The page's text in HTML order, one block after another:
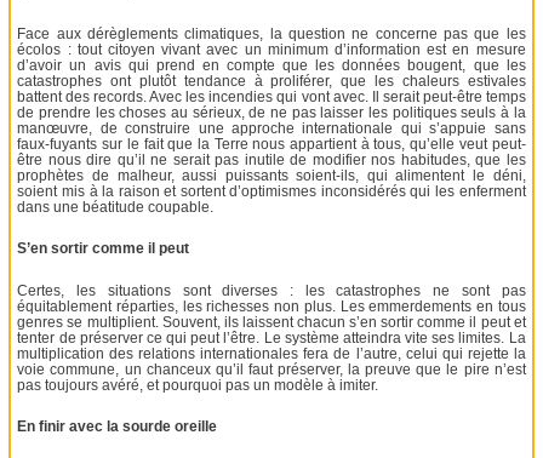
Face aux dérèglements climatiques, la question ne concerne pas que les
écolos : tout citoyen vivant avec un minimum d’information est en mesure
d’avoir un avis qui prend en compte que les données bougent, que les
catastrophes ont plutôt tendance à proliférer, que les chaleurs estivales
battent des records. Avec les incendies qui vont avec. Il serait peut-être temps
de prendre les choses au sérieux, de ne pas laisser les politiques seuls à la
manœuvre, de construire une approche internationale qui s’appuie sans
faux-fuyants sur le fait que la Terre nous appartient à tous, qu’elle veut peut-
être nous dire qu’il ne serait pas inutile de modifier nos habitudes, que les
prophètes de malheur, aussi puissants soient-ils, qui alimentent le déni,
soient mis à la raison et sortent d’optimismes inconsidérés qui les enferment
dans une béatitude coupable.
S’en sortir comme il peut
Certes, les situations sont diverses : les catastrophes ne sont pas
équitablement réparties, les richesses non plus. Les emmerdements en tous
genres se multiplient. Souvent, ils laissent chacun s’en sortir comme il peut et
tenter de préserver ce qui peut l’être. Le système atteindra vite ses limites. La
multiplication des relations internationales fera de l’autre, celui qui rejette la
voie commune, un chanceux qu’il faut préserver, la preuve que le pire n’est
pas toujours avéré, et pourquoi pas un modèle à imiter.
En finir avec la sourde oreille